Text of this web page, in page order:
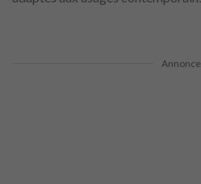
Annonce